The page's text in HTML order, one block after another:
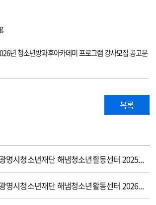
년 청소년방과후아카데미 프로그램 강사모집 공고문
목록
(재)광명시청소년재단 해냄청소년활동센터 2025년 제2회 배치청소년지도사 공개채용 최종합격자 발표
(재)광명시청소년재단 해냄청소년활동센터 2026년 청소년방과후아카데미 프로그램 강사 모집 서류전형 합격자 결정 및 면접시험 시행계획 공고